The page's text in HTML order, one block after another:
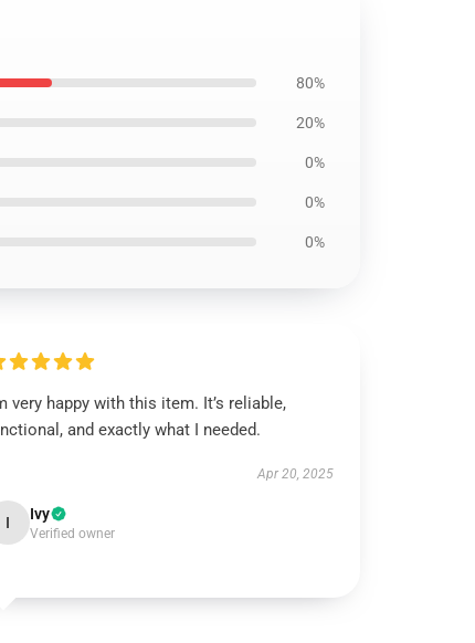
80%
20%
0%
0%
0%
very happy with this item. It’s reliable,
and exactly what I needed.
Apr 20, 2025
I Ivy
Verified owner